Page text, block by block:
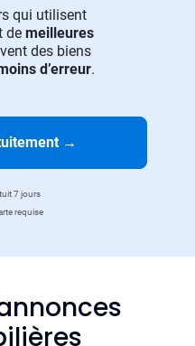
qui utilisent
de meilleures
des biens
d’erreur.
→
7 jours
requise